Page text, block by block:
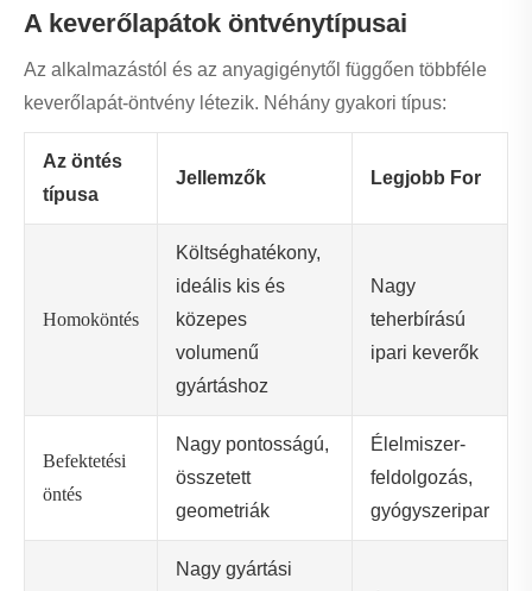
A keverőlapátok öntvénytípusai
Az alkalmazástól és az anyagigénytől függően többféle
keverőlapát-öntvény létezik. Néhány gyakori típus:
Az öntés
típusa
Jellemzők Legjobb For
Homoköntés
Költséghatékony,
ideális kis és
közepes
volumenű
gyártáshoz
Nagy
teherbírású
ipari keverők
Befektetési
öntés
Nagy pontosságú,
összetett
geometriák
Élelmiszer-
feldolgozás,
gyógyszeripar
Nagy gyártási